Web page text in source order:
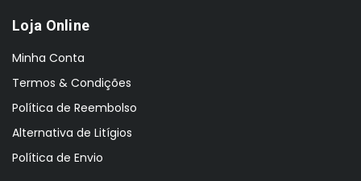
Loja Online
Minha Conta
Termos & Condições
Política de Reembolso
Alternativa de Litígios
Política de Envio